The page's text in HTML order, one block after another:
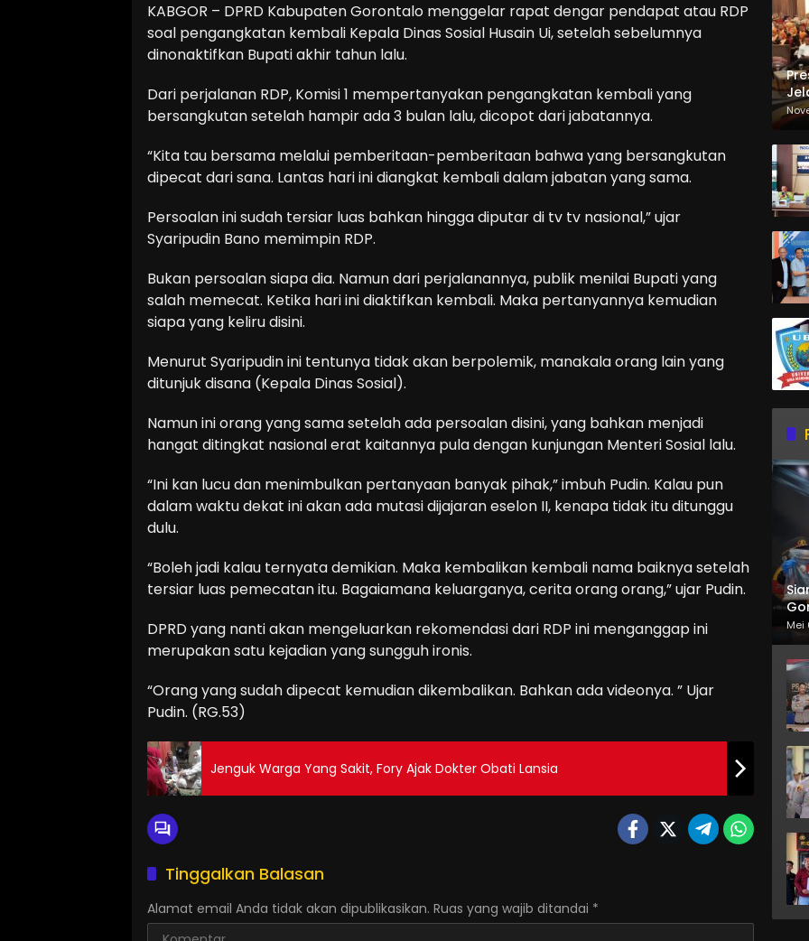
KABGOR – DPRD Kabupaten Gorontalo menggelar rapat dengar pendapat atau RDP
soal pengangkatan kembali Kepala Dinas Sosial Husain Ui, setelah sebelumnya
dinonaktifkan Bupati akhir tahun lalu.
Dari perjalanan RDP, Komisi 1 mempertanyakan pengangkatan kembali yang
bersangkutan setelah hampir ada 3 bulan lalu, dicopot dari jabatannya.
“Kita tau bersama melalui pemberitaan-pemberitaan bahwa yang bersangkutan
dipecat dari sana. Lantas hari ini diangkat kembali dalam jabatan yang sama.
Persoalan ini sudah tersiar luas bahkan hingga diputar di tv tv nasional,” ujar
Syaripudin Bano memimpin RDP.
Bukan persoalan siapa dia. Namun dari perjalanannya, publik menilai Bupati yang
salah memecat. Ketika hari ini diaktifkan kembali. Maka pertanyannya kemudian
siapa yang keliru disini.
Menurut Syaripudin ini tentunya tidak akan berpolemik, manakala orang lain yang
ditunjuk disana (Kepala Dinas Sosial).
Namun ini orang yang sama setelah ada persoalan disini, yang bahkan menjadi
hangat ditingkat nasional erat kaitannya pula dengan kunjungan Menteri Sosial lalu.
“Ini kan lucu dan menimbulkan pertanyaan banyak pihak,” imbuh Pudin. Kalau pun
dalam waktu dekat ini akan ada mutasi dijajaran eselon II, kenapa tidak itu ditunggu
dulu.
“Boleh jadi kalau ternyata demikian. Maka kembalikan kembali nama baiknya setelah
tersiar luas pemecatan itu. Bagaiamana keluarganya, cerita orang orang,” ujar Pudin.
DPRD yang nanti akan mengeluarkan rekomendasi dari RDP ini menganggap ini
merupakan satu kejadian yang sungguh ironis.
“Orang yang sudah dipecat kemudian dikembalikan. Bahkan ada videonya. ” Ujar
Pudin. (RG.53)
Jenguk Warga Yang Sakit, Fory Ajak Dokter Obati Lansia
Tinggalkan Balasan
Alamat email Anda tidak akan dipublikasikan. Ruas yang wajib ditandai *
Mei